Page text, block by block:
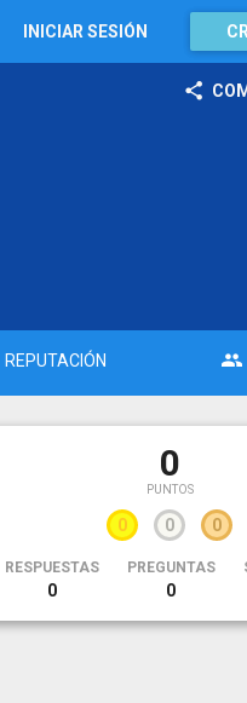
INICIAR SESIÓN
REPUTACIÓN
0
PUNTOS
0 0 0
RESPUESTAS
0
PREGUNTAS
0